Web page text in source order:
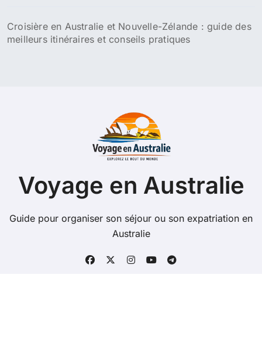
Croisière en Australie et Nouvelle-Zélande : guide des
meilleurs itinéraires et conseils pratiques
Voyage en Australie
Guide pour organiser son séjour ou son expatriation en
Australie